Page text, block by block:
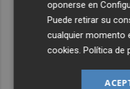
oponerse en
Puede retirar su
cualquier momento
cookies .Política de